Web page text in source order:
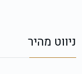
ניווט מהיר